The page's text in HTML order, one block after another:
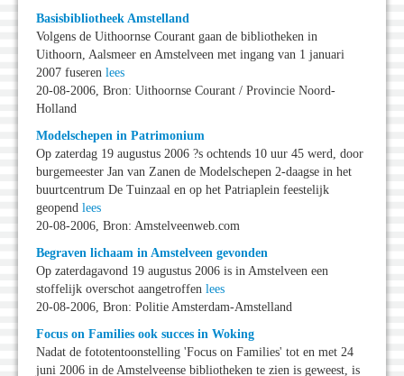
Basisbibliotheek Amstelland
Volgens de Uithoornse Courant gaan de bibliotheken in
Uithoorn, Aalsmeer en Amstelveen met ingang van 1 januari
2007 fuseren lees
20-08-2006, Bron: Uithoornse Courant / Provincie Noord-
Holland
Modelschepen in Patrimonium
Op zaterdag 19 augustus 2006 ?s ochtends 10 uur 45 werd, door
burgemeester Jan van Zanen de Modelschepen 2-daagse in het
buurtcentrum De Tuinzaal en op het Patriaplein feestelijk
geopend lees
20-08-2006, Bron: Amstelveenweb.com
Begraven lichaam in Amstelveen gevonden
Op zaterdagavond 19 augustus 2006 is in Amstelveen een
stoffelijk overschot aangetroffen lees
20-08-2006, Bron: Politie Amsterdam-Amstelland
Focus on Families ook succes in Woking
Nadat de fototentoonstelling 'Focus on Families' tot en met 24
juni 2006 in de Amstelveense bibliotheken te zien is geweest, is